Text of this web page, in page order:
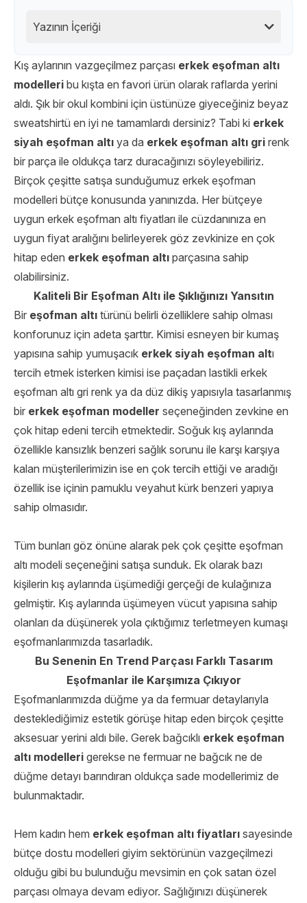
Yazının İçeriği
Kış aylarının vazgeçilmez parçası erkek eşofman altı
modelleri bu kışta en favori ürün olarak raflarda yerini
aldı. Şık bir okul kombini için üstünüze giyeceğiniz beyaz
sweatshirtü en iyi ne tamamlardı dersiniz? Tabi ki erkek
siyah eşofman altı ya da erkek eşofman altı gri renk
bir parça ile oldukça tarz duracağınızı söyleyebiliriz.
Birçok çeşitte satışa sunduğumuz erkek eşofman
modelleri bütçe konusunda yanınızda. Her bütçeye
uygun erkek eşofman altı fiyatları ile cüzdanınıza en
uygun fiyat aralığını belirleyerek göz zevkinize en çok
hitap eden erkek eşofman altı parçasına sahip
olabilirsiniz.
Kaliteli Bir Eşofman Altı ile Şıklığınızı Yansıtın
Bir eşofman altı türünü belirli özelliklere sahip olması
konforunuz için adeta şarttır. Kimisi esneyen bir kumaş
yapısına sahip yumuşacık erkek siyah eşofman altı
tercih etmek isterken kimisi ise paçadan lastikli erkek
eşofman altı gri renk ya da düz dikiş yapısıyla tasarlanmış
bir erkek eşofman modeller seçeneğinden zevkine en
çok hitap edeni tercih etmektedir. Soğuk kış aylarında
özellikle kansızlık benzeri sağlık sorunu ile karşı karşıya
kalan müşterilerimizin ise en çok tercih ettiği ve aradığı
özellik ise içinin pamuklu veyahut kürk benzeri yapıya
sahip olmasıdır.
Tüm bunları göz önüne alarak pek çok çeşitte eşofman
altı modeli seçeneğini satışa sunduk. Ek olarak bazı
kişilerin kış aylarında üşümediği gerçeği de kulağınıza
gelmiştir. Kış aylarında üşümeyen vücut yapısına sahip
olanları da düşünerek yola çıktığımız terletmeyen kumaşı
eşofmanlarımızda tasarladık.
Bu Senenin En Trend Parçası Farklı Tasarım
Eşofmanlar ile Karşımıza Çıkıyor
Eşofmanlarımızda düğme ya da fermuar detaylarıyla
desteklediğimiz estetik görüşe hitap eden birçok çeşitte
aksesuar yerini aldı bile. Gerek bağcıklı erkek eşofman
altı modelleri gerekse ne fermuar ne bağcık ne de
düğme detayı barındıran oldukça sade modellerimiz de
bulunmaktadır.
Hem kadın hem erkek eşofman altı fiyatları sayesinde
bütçe dostu modelleri giyim sektörünün vazgeçilmezi
olduğu gibi bu bulunduğu mevsimin en çok satan özel
parçası olmaya devam ediyor. Sağlığınızı düşünerek